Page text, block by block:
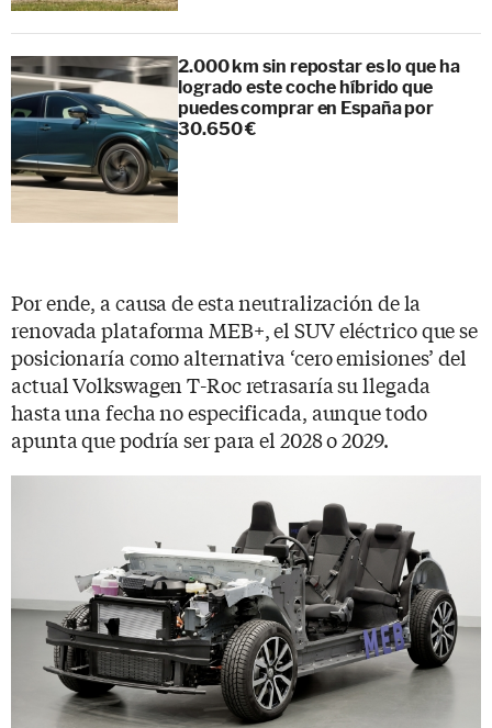
2.000 km sin repostar es lo que ha
logrado este coche híbrido que
puedes comprar en España por
30.650 €
Por ende, a causa de esta neutralización de la
renovada plataforma MEB+, el SUV eléctrico que se
posicionaría como alternativa ‘cero emisiones’ del
actual Volkswagen T-Roc retrasaría su llegada
hasta una fecha no especificada, aunque todo
apunta que podría ser para el 2028 o 2029.